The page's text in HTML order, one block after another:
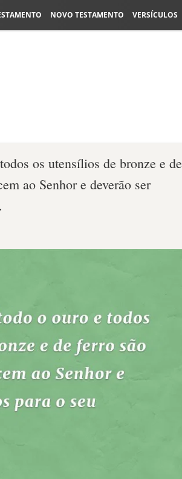
NOVO TESTAMENTO VERSÍCULOS
os utensílios de bronze e de
ao Senhor e deverão ser